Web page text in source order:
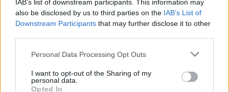
IAB’s list of downstream participants. This information may
also be disclosed by us to third parties on the IAB’s List of
Downstream Participants that may further disclose it to other
Personal Data Processing Opt Outs
I want to opt-out of the Sharing of my
personal data.
Opted In
Κορώνη